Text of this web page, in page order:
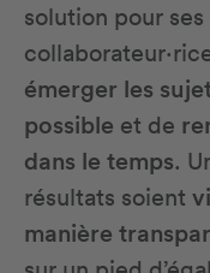
solution pour
émerger les
possible et de
dans le temps.
résultats soient
manière